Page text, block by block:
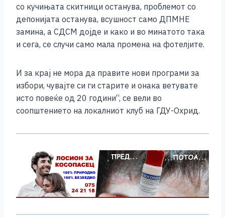
со кучињата скитници останува, проблемот со
депонијата останува, всушност само ДПМНЕ
замина, а СДСМ дојде и како и во минатото така
и сега, се случи само мала промена на фотелјите.
И за крај не мора да правите нови програми за
избори, чувајте си ги старите и онака ветувате
исто повеќе од 20 години“, се вели во
соопштението на локалниот клуб на ГДУ-Охрид.